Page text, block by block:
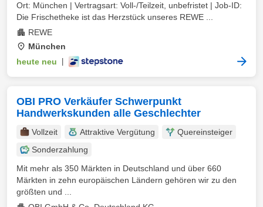
Ort: München | Vertragsart: Voll-/Teilzeit, unbefristet | Job-ID:
Die Frischetheke ist das Herzstück unseres REWE ...
REWE
München
heute neu
OBI PRO Verkäufer Schwerpunkt
Handwerkskunden alle Geschlechter
Vollzeit Attraktive Vergütung
Quereinsteiger
Sonderzahlung
Mit mehr als 350 Märkten in Deutschland und über 660
Märkten in zehn europäischen Ländern gehören wir zu den
größten und ...